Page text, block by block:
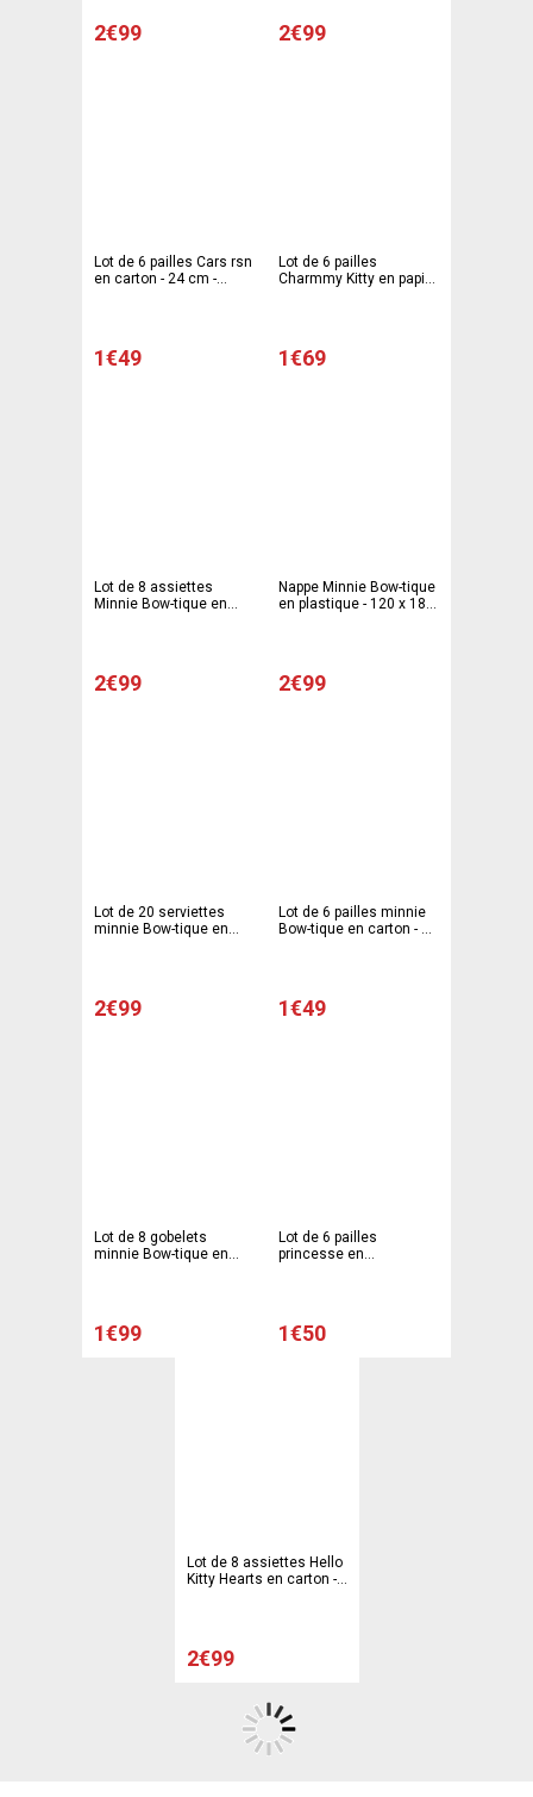
2€99 2€99
Lot de 6 pailles Cars rsn
en carton - 24 cm -
1€49
Lot de 6 pailles
Charmmy Kitty en papier
1€69
Lot de 8 assiettes
Minnie Bow-tique en
2€99
Nappe Minnie Bow-tique
en plastique - 120 x 180
2€99
Lot de 20 serviettes
minnie Bow-tique en
2€99
Lot de 6 pailles minnie
Bow-tique en carton - 24
1€49
Lot de 8 gobelets
minnie Bow-tique en
1€99
Lot de 6 pailles
princesse en
1€50
Lot de 8 assiettes Hello
Kitty Hearts en carton -
2€99